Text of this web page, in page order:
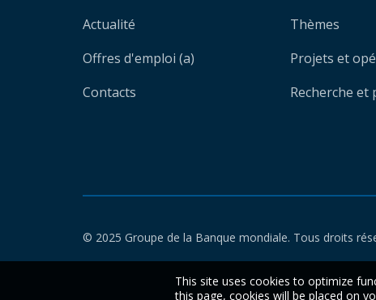
Actualité
Offres d'emploi (a)
Contacts
Thèmes
Projets et
Recherche et
© 2025 Groupe de la Banque mondiale. Tous droits
This site uses cookies to optimize
this page, cookies will be placed on